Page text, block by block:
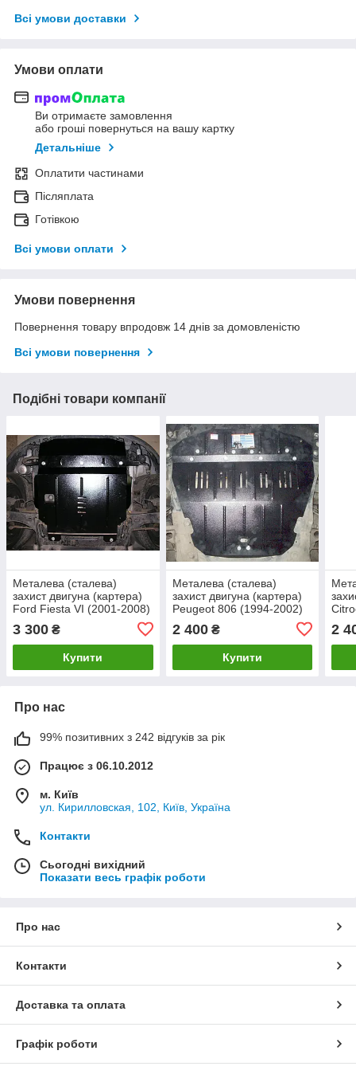
Всі умови доставки
Умови оплати
Ви отримаєте замовлення
або гроші повернуться на вашу картку
Детальніше
Оплатити частинами
Післяплата
Готівкою
Всі умови оплати
Умови повернення
Повернення товару впродовж 14 днів за домовленістю
Всі умови повернення
Подібні товари компанії
Металева (сталева)
захист двигуна (картера)
Ford Fiesta VI (2001-2008)
3 300 ₴
Купити
Металева (сталева)
захист двигуна (картера)
Peugeot 806 (1994-2002)
2 400₴
Купити
2
Про нас
99% позитивних з 242 відгуків за рік
Працює з 06.10.2012
м. Київ
ул. Кирилловская, 102, Київ, Україна
Контакти
Сьогодні вихідний
Показати весь графік роботи
Про нас
Контакти
Доставка та оплата
Графік роботи